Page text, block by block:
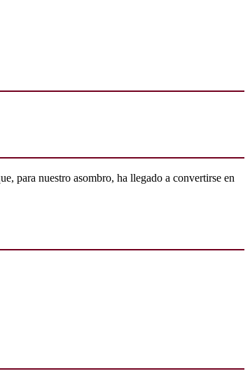
para nuestro asombro, ha llegado a convertirse en